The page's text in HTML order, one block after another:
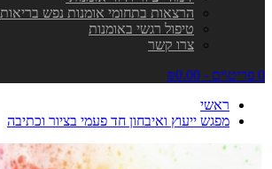
הרצאות בתחומי אומנות נפש בריאות
טיפול רגשי באומנות
צרו קשר
0 פריט\ים - ₪0.00
ראשי
מפגש ייעוץ ואיבחון חד פעמי בציור וכתיבה